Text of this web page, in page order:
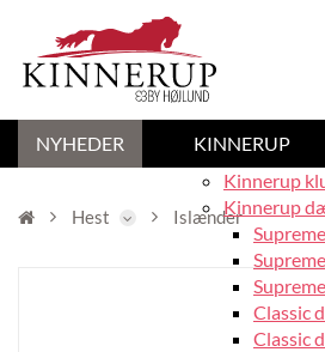
NYHEDER
KINNERUP
Kinnerup
Kinnerup
Classic
Classic
Hest Islænder